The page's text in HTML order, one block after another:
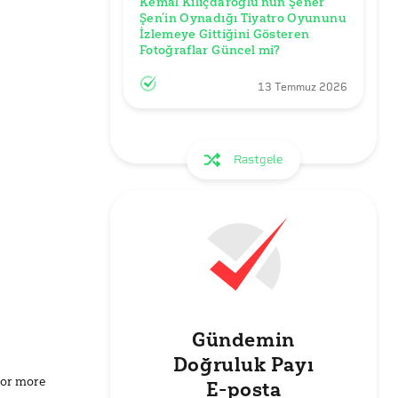
more
Şen’in Oynadığı Tiyatro Oyununu
İzlemeye Gittiğini Gösteren
13 Temmuz 2026
Rastgele
Gündemin
Doğruluk Payı
E-posta